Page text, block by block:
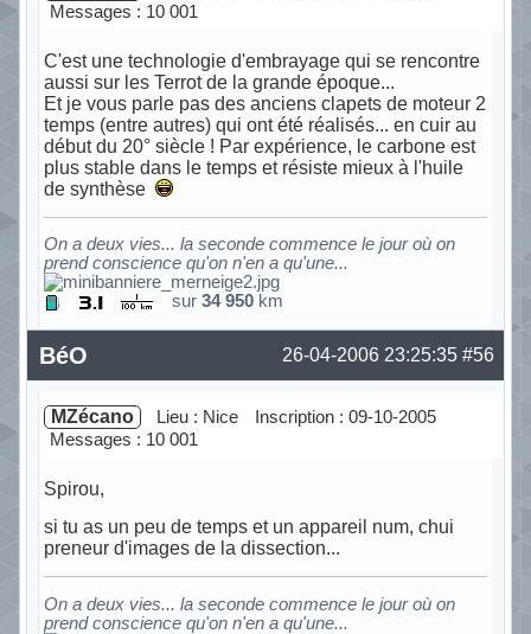
Messages : 10 001
C'est une technologie d'embrayage qui se rencontre
aussi sur les Terrot de la grande époque...
Et je vous parle pas des anciens clapets de moteur 2
temps (entre autres) qui ont été réalisés... en cuir au
début du 20° siècle ! Par expérience, le carbone est
plus stable dans le temps et résiste mieux à l'huile
de synthèse
On a deux vies... la seconde commence le jour où on
prend conscience qu'on n'en a qu'une...
sur 34 950 km
Hors ligne #56
26-04-2006 23:25:35
BéO
MZécano Lieu : Nice
Inscription : 09-10-2005
Messages : 10 001
Spirou,
si tu as un peu de temps et un appareil num, chui
preneur d'images de la dissection...
On a deux vies... la seconde commence le jour où on
prend conscience qu'on n'en a qu'une...